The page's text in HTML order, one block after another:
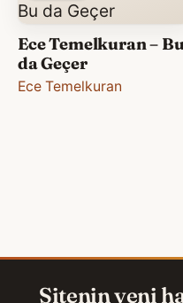
Ece Temelkuran –
da Geçer
Ece Temelkuran
Sitenin yeni